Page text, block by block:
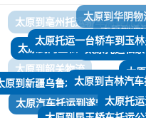
太原到韶关物流
太原到阿里私家车托运
太原托运一台轿车到玉
太原托运私
太
太
太原汽车托运到遂宁
太原到新疆乌鲁木齐汽车托运价格
太原到吉林汽
太原托
太原到昆玉轿车托运公